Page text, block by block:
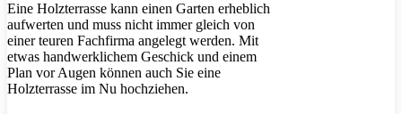
Eine Holzterrasse kann einen Garten erheblich
aufwerten und muss nicht immer gleich von
einer teuren Fachfirma angelegt werden. Mit
etwas handwerklichem Geschick und einem
Plan vor Augen können auch Sie eine
Holzterrasse im Nu hochziehen.